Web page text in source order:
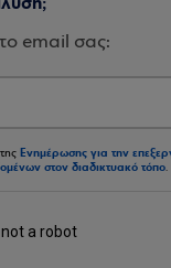
email σας:
Ενημέρωσης για την
στον διαδικτυακό τόπο.